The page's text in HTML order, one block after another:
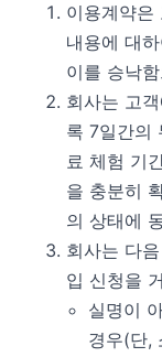
이용계약은
내용에 대
이를 승낙
회사는 고
록 7일간의
료 체험 기
을 충분히
의 상태에
회사는 다
입 신청을
실명이
경우(단,